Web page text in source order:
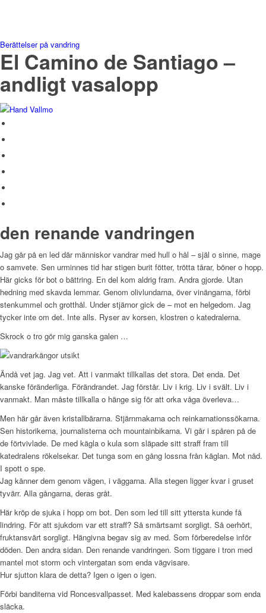
Berättelser på vandring
El Camino de Santiago –
andligt vasalopp
den renande vandringen
Jag går på en led där människor vandrar med hull o hål – själ o sinne, mage
o samvete. Sen urminnes tid har stigen burit fötter, trötta tårar, böner o hopp.
Här gicks för bot o bättring. En del kom aldrig fram. Andra gjorde. Utan
hedning med skavda lemmar. Genom olivlundarna, över vinängarna, förbi
stenkummel och grotthål. Under stjärnor gick de – mot en helgedom. Jag
tycker inte om det. Inte alls. Ryser av korsen, klostren o katedralerna.
Skrock o tro gör mig ganska galen …
Ändå vet jag. Jag vet. Att i vanmakt tillkallas det stora. Det enda. Det
kanske föränderliga. Förändrandet. Jag förstår. Liv i krig. Liv i svält. Liv i
vanmakt. Man måste tillkalla o hänge sig för att orka våga överleva…
Men här går även kristallbärarna. Stjärnmakarna och reinkarnationssökarna.
Sen historikerna, journalisterna och mountainbikarna. Vi går i spåren på de
de förtvivlade. De med kägla o kula som släpade sitt straff fram till
katedralens rökelsekar. Det tunga som en gång lossna från käglan. Mot nåd.
I spott o spe.
Jag känner dem genom vägen, i väggarna. Alla stegen ligger kvar i gruset
tyvärr. Alla gångarna, deras gråt.
Här kröp de sjuka i hopp om bot. Den som led till sitt yttersta kunde få
lindring. För att sjukdom var ett straff? Så smärtsamt sorgligt. Så oerhört,
fruktansvärt sorgligt. Hängivna begav sig av med. Som förberedelse inför
döden. Den andra sidan. Den renande vandringen. Som tiggare i tron med
mantel mot storm och vintergatan som enda vägvisare.
Hur sjutton klara de detta? Igen o igen o igen.
Förbi banditerna vid Roncesvallpasset. Med kalebassens droppar som enda
släcka.